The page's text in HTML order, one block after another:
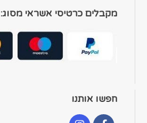
מקבלים כרטיסי אשראי מסוג:
חפשו אותנו